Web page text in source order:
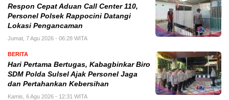
Respon Cepat Aduan Call Center 110,
Personel Polsek Rappocini Datangi
Lokasi Pengancaman
Jumat, 7 Agu 2026 - 06:28 WITA
BERITA
Hari Pertama Bertugas, Kabagbinkar Biro
SDM Polda Sulsel Ajak Personel Jaga
dan Pertahankan Kebersihan
Kamis, 6 Agu 2026 - 12:31 WITA